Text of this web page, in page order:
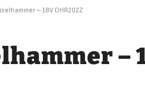
– 18V DHR202Z
–